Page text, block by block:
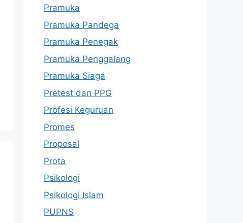
Pramuka
Pramuka Pandega
Pramuka Penegak
Pramuka Penggalang
Pramuka Siaga
Pretest dan PPG
Profesi Keguruan
Promes
Proposal
Prota
Psikologi
Psikologi Islam
PUPNS